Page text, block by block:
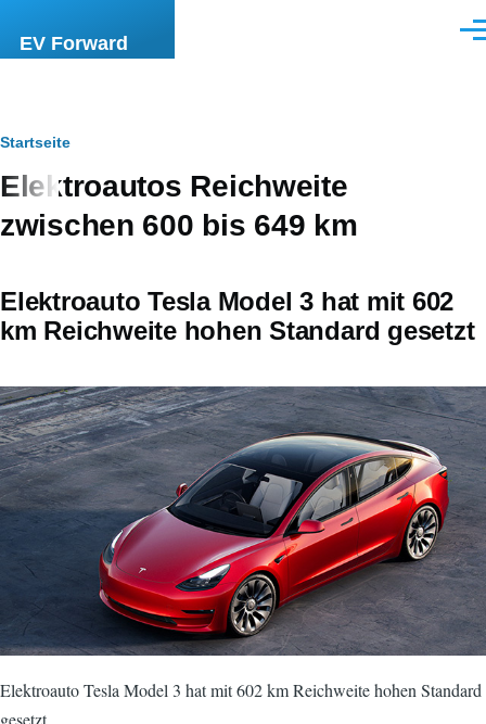
EV Forward
Pfadnavigation
Startseite
Elektroautos Reichweite
zwischen 600 bis 649 km
Elektroauto Tesla Model 3 hat mit 602
km Reichweite hohen Standard gesetzt
Elektroauto Tesla Model 3 hat mit 602 km Reichweite hohen Standard
gesetzt